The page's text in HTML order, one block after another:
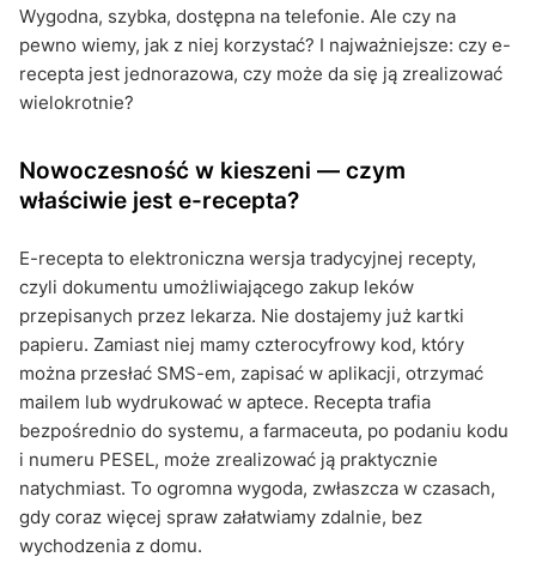
Wygodna, szybka, dostępna na telefonie. Ale czy na
pewno wiemy, jak z niej korzystać? I najważniejsze: czy e-
recepta jest jednorazowa, czy może da się ją zrealizować
wielokrotnie?
Nowoczesność w kieszeni — czym
właściwie jest e-recepta?
E-recepta to elektroniczna wersja tradycyjnej recepty,
czyli dokumentu umożliwiającego zakup leków
przepisanych przez lekarza. Nie dostajemy już kartki
papieru. Zamiast niej mamy czterocyfrowy kod, który
można przesłać SMS-em, zapisać w aplikacji, otrzymać
mailem lub wydrukować w aptece. Recepta trafia
bezpośrednio do systemu, a farmaceuta, po podaniu kodu
i numeru PESEL, może zrealizować ją praktycznie
natychmiast. To ogromna wygoda, zwłaszcza w czasach,
gdy coraz więcej spraw załatwiamy zdalnie, bez
wychodzenia z domu.